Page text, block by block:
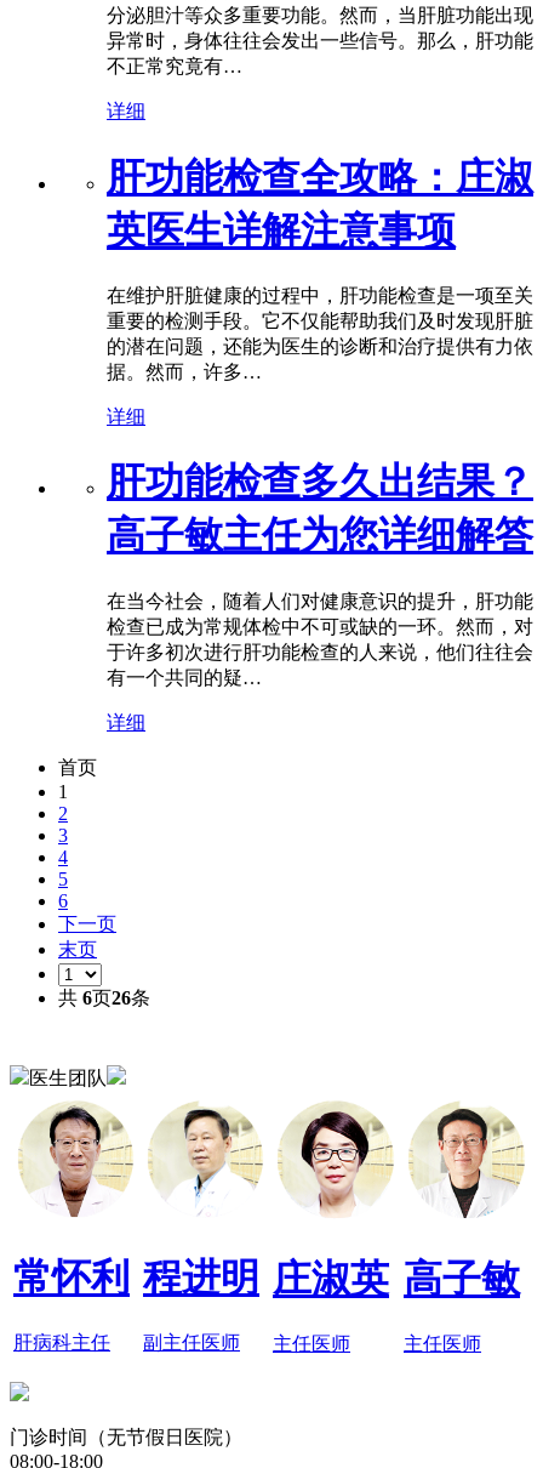
分泌胆汁等众多重要功能。然而，当肝脏功能出现
异常时，身体往往会发出一些信号。那么，肝功能
不正常究竟有…
详细
肝功能检查全攻略：庄淑
英医生详解注意事项
在维护肝脏健康的过程中，肝功能检查是一项至关
重要的检测手段。它不仅能帮助我们及时发现肝脏
的潜在问题，还能为医生的诊断和治疗提供有力依
据。然而，许多…
详细
肝功能检查多久出结果？
高子敏主任为您详细解答
在当今社会，随着人们对健康意识的提升，肝功能
检查已成为常规体检中不可或缺的一环。然而，对
于许多初次进行肝功能检查的人来说，他们往往会
有一个共同的疑…
详细
首页
1
2
3
4
5
6
下一页
末页
共 6页26条
医生团队
常怀利
肝病科主任
程进明
副主任医师
庄淑英
主任医师
高子敏
主任医师
门诊时间（无节假日医院）
08:00-18:00